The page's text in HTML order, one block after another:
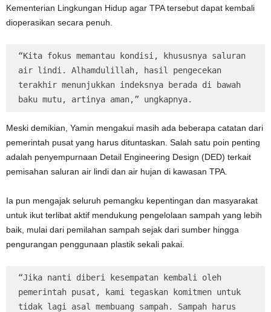
Kementerian Lingkungan Hidup agar TPA tersebut dapat kembali
dioperasikan secara penuh.
“Kita fokus memantau kondisi, khususnya saluran
air lindi. Alhamdulillah, hasil pengecekan
terakhir menunjukkan indeksnya berada di bawah
baku mutu, artinya aman,” ungkapnya.
Meski demikian, Yamin mengakui masih ada beberapa catatan dari
pemerintah pusat yang harus dituntaskan. Salah satu poin penting
adalah penyempurnaan Detail Engineering Design (DED) terkait
pemisahan saluran air lindi dan air hujan di kawasan TPA.
Ia pun mengajak seluruh pemangku kepentingan dan masyarakat
untuk ikut terlibat aktif mendukung pengelolaan sampah yang lebih
baik, mulai dari pemilahan sampah sejak dari sumber hingga
pengurangan penggunaan plastik sekali pakai.
“Jika nanti diberi kesempatan kembali oleh
pemerintah pusat, kami tegaskan komitmen untuk
tidak lagi asal membuang sampah. Sampah harus